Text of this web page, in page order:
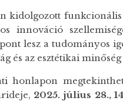
kidolgozott
innováció
lesz a tudományos
és az esztétikai minőség
honlapon
2025. július 28.,